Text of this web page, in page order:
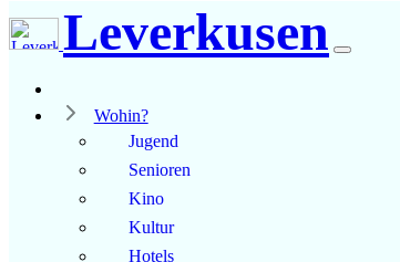
Leverkusen
Wohin?
Jugend
Senioren
Kino
Kultur
Hotels